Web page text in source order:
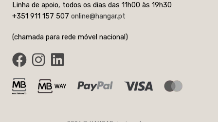
Linha de apoio, todos os dias das 11h00 às 19h30
+351 911 157 507 online@hangar.pt
(chamada para rede móvel nacional)